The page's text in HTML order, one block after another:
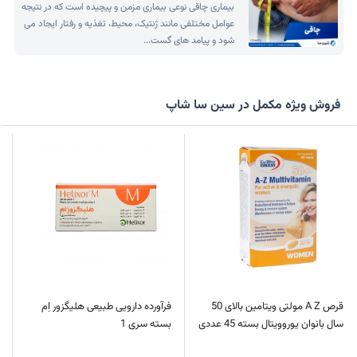
بیماری چاقی نوعی بیماری مزمن و پیچیده است که در نتیجه
عوامل مختلفی مانند ژنتیک، محیط، تغذیه و رفتار ایجاد می
شود و پیامد های گست...
فروش ویژه مکمل در سین سا شاپ
قرص A Z مولتی ویتامین بالای 50
سال بانوان یوروویتال بسته 45 عددی
فرآورده دارویی طبیعی هلیگزور اِم
بسته سری 1